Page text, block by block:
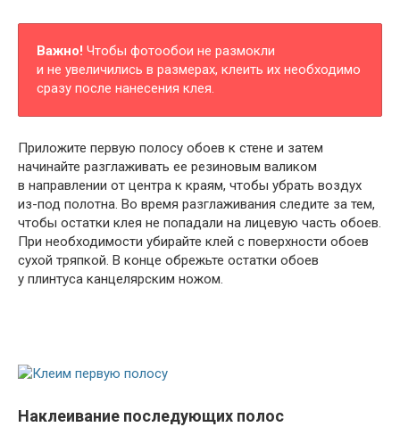
Важно! Чтобы фотообои не размокли
и не увеличились в размерах, клеить их необходимо
сразу после нанесения клея.
Приложите первую полосу обоев к стене и затем
начинайте разглаживать ее резиновым валиком
в направлении от центра к краям, чтобы убрать воздух
из-под полотна. Во время разглаживания следите за тем,
чтобы остатки клея не попадали на лицевую часть обоев.
При необходимости убирайте клей с поверхности обоев
сухой тряпкой. В конце обрежьте остатки обоев
у плинтуса канцелярским ножом.
Наклеивание последующих полос